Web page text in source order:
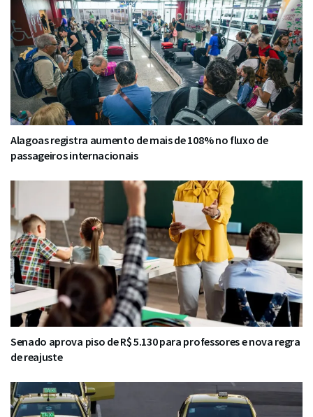
Alagoas registra aumento de mais de 108% no fluxo de
passageiros internacionais
Senado aprova piso de R$ 5.130 para professores e nova regra
de reajuste